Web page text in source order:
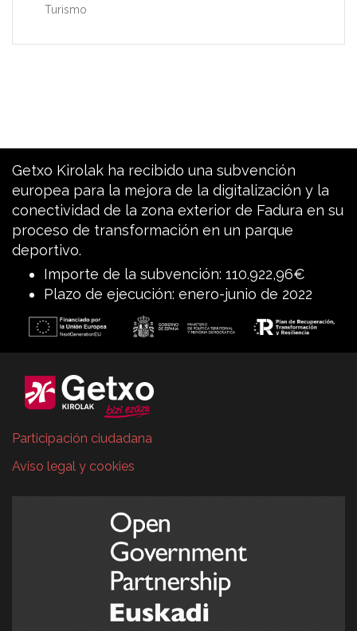
Turismo
Getxo Kirolak ha recibido una subvención
europea para la mejora de la digitalización y la
conectividad de la zona exterior de Fadura en su
proceso de transformación en un parque
deportivo.
Importe de la subvención: 110.922,96€
Plazo de ejecución: enero-junio de 2022
Participación ciudadana
Aviso legal y cookies